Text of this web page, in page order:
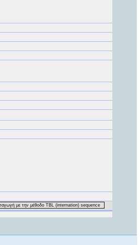
με την μέθοδο TBL (internation) sequence